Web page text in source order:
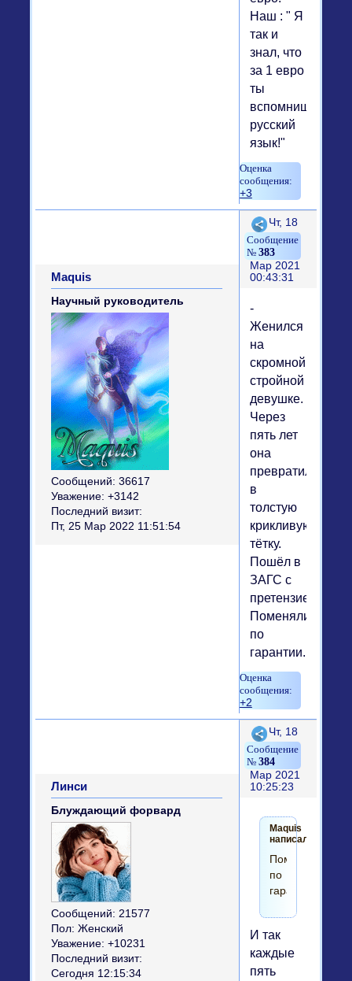
Наш : " Я
так и
знал, что
за 1 евро
ты
вспомнишь
русский
язык!"
+3
Поделиться
383
Чт, 18
Мар 2021
00:43:31
Maquis
Научный руководитель
Сообщений: 36617
Уважение: +3142
Последний визит:
Пт, 25 Мар 2022 11:51:54
-
Женился
на
скромной
стройной
девушке.
Через
пять лет
она
превратилась
в
толстую
крикливую
тётку.
Пошёл в
ЗАГС с
претензией.
Поменяли
по
гарантии.
+2
Поделиться
384
Чт, 18
Мар 2021
10:25:23
Линси
Блуждающий форвард
Сообщений: 21577
Пол: Женский
Уважение: +10231
Последний визит:
Сегодня 12:15:34
Maquis
написал(а):
Поменяли
по
гарантии.
И так
каждые
пять